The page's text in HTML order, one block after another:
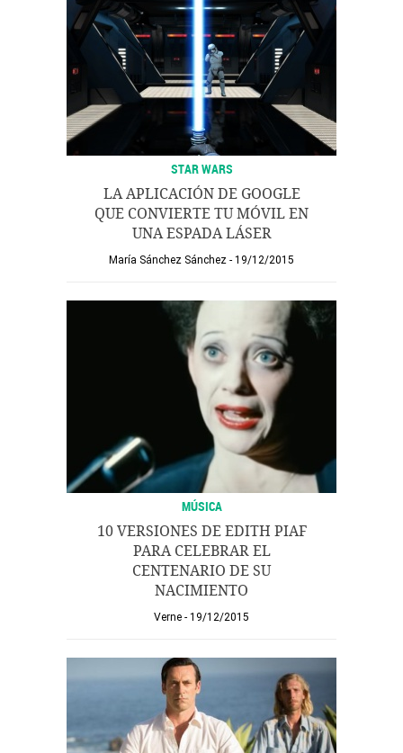
STAR WARS
LA APLICACIÓN DE GOOGLE
QUE CONVIERTE TU MÓVIL EN
UNA ESPADA LÁSER
María Sánchez Sánchez 19/12/2015
MÚSICA
10 VERSIONES DE EDITH PIAF
PARA CELEBRAR EL
CENTENARIO DE SU
NACIMIENTO
Verne 19/12/2015